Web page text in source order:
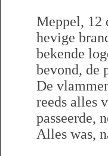
Meppel, 12
hevige
bekende
bevond, de
De
reeds alles
passeerde,
Alles was,